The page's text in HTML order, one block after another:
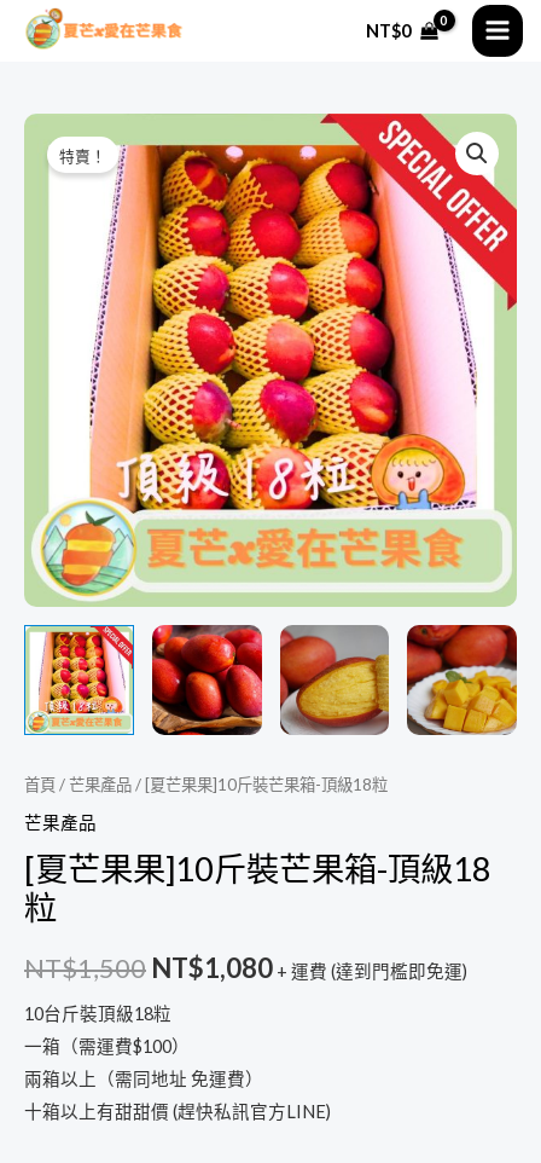
NT$0
特賣！
首頁/芒果產品/ [夏芒果果]10斤裝芒果箱-頂級18粒
芒果產品
[夏芒果果]10斤裝芒果箱-頂級18
粒
NT$1,500
原
始
價
格：
NT$1,500。
NT$1,080
目
前
價
格：
NT$1,080。
+ 運費 (達到門檻即免運)
10台斤裝頂級18粒
一箱（需運費$100）
兩箱以上（需同地址 免運費）
十箱以上有甜甜價 (趕快私訊官方LINE)